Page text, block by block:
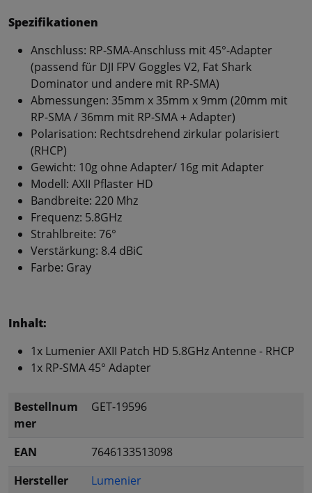
Spezifikationen
Anschluss: RP-SMA-Anschluss mit 45°-Adapter
(passend für DJI FPV Goggles V2, Fat Shark
Dominator und andere mit RP-SMA)
Abmessungen: 35mm x 35mm x 9mm (20mm mit
RP-SMA / 36mm mit RP-SMA + Adapter)
Polarisation: Rechtsdrehend zirkular polarisiert
(RHCP)
Gewicht: 10g ohne Adapter/ 16g mit Adapter
Modell: AXII Pflaster HD
Bandbreite: 220 Mhz
Frequenz: 5.8GHz
Strahlbreite: 76°
Verstärkung: 8.4 dBiC
Farbe: Gray
Inhalt:
1x Lumenier AXII Patch HD 5.8GHz Antenne - RHCP
1x RP-SMA 45° Adapter
Bestellnum
mer
GET-19596
EAN
7646133513098
Hersteller
Lumenier